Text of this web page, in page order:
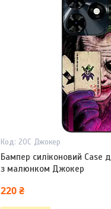
20С Джокер
Бампер силіконовий Case
з малюнком Джокер
220 ₴